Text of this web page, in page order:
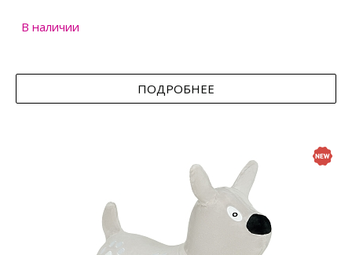
В наличии
ПОДРОБНЕЕ